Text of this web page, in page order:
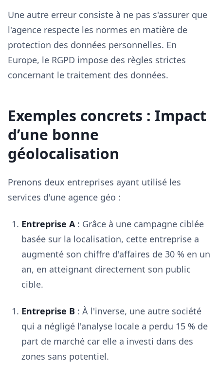
Une autre erreur consiste à ne pas s'assurer que
l'agence respecte les normes en matière de
protection des données personnelles. En
Europe, le RGPD impose des règles strictes
concernant le traitement des données.
Exemples concrets : Impact
d’une bonne
géolocalisation
Prenons deux entreprises ayant utilisé les
services d'une agence géo :
Entreprise A: Grâce à une campagne ciblée
basée sur la localisation, cette entreprise a
augmenté son chiffre d'affaires de 30 % en un
an, en atteignant directement son public
cible.
Entreprise B : À l'inverse, une autre société
qui a négligé l'analyse locale a perdu 15 % de
part de marché car elle a investi dans des
zones sans potentiel.